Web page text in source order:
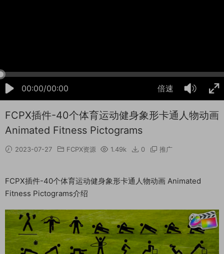
00:00/00:00 倍速
FCPX插件-40个体育运动健身象形卡通人物动画
Animated Fitness Pictograms
2023-07-27 FCPX资源 1.49k 0 推广
FCPX插件-40个体育运动健身象形卡通人物动画 Animated
Fitness Pictograms介绍